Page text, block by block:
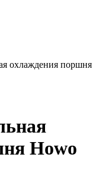
охлаждения поршня
Howo